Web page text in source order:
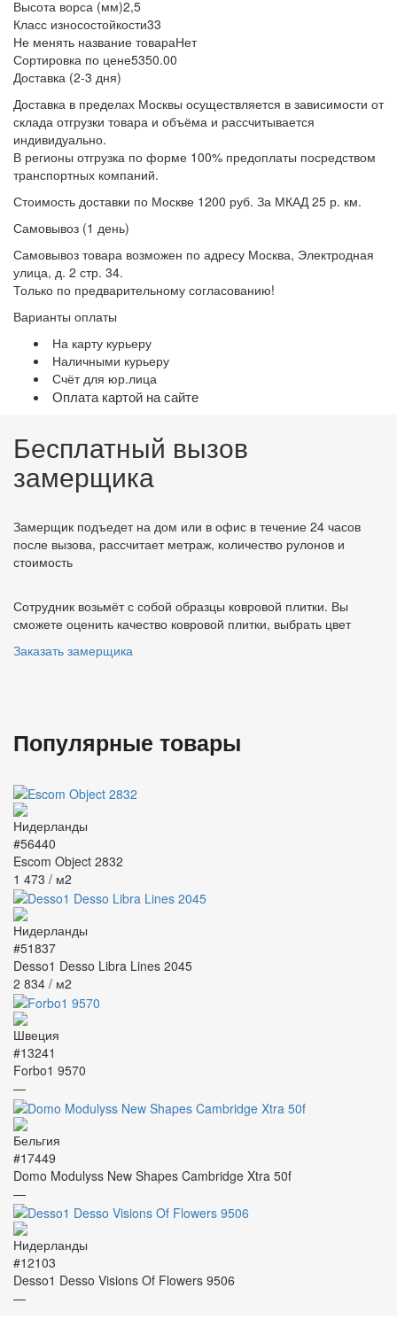
Высота ворса (мм)2,5
Класс износостойкости33
Не менять название товараНет
Сортировка по цене5350.00
Доставка (2-3 дня)
Доставка в пределах Москвы осуществляется в зависимости от
склада отгрузки товара и объёма и рассчитывается
индивидуально.
В регионы отгрузка по форме 100% предоплаты посредством
транспортных компаний.
Стоимость доставки по Москве 1200 руб. За МКАД 25 р. км.
Самовывоз (1 день)
Самовывоз товара возможен по адресу Москва, Электродная
улица, д. 2 стр. 34.
Только по предварительному согласованию!
Варианты оплаты
На карту курьеру
Наличными курьеру
Счёт для юр.лица
Оплата картой на сайте
Бесплатный вызов
замерщика
Замерщик подъедет на дом или в офис в течение 24 часов
после вызова, рассчитает метраж, количество рулонов и
стоимость
Сотрудник возьмёт с собой образцы ковровой плитки. Вы
сможете оценить качество ковровой плитки, выбрать цвет
Заказать замерщика
Популярные товары
#56440
Escom Object 2832
1 473 / м2
#51837
Desso1 Desso Libra Lines 2045
2 834 / м2
#13241
Forbo1 9570
—
#17449
Domo Modulyss New Shapes Cambridge Xtra 50f
—
#12103
Desso1 Desso Visions Of Flowers 9506
—